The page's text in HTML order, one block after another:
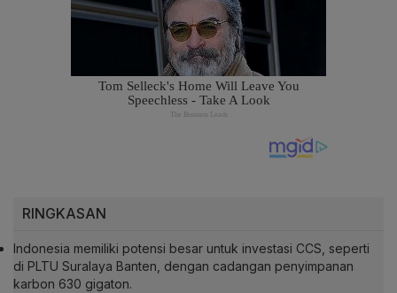
RINGKASAN
Indonesia memiliki potensi besar untuk investasi CCS, seperti
di PLTU Suralaya Banten, dengan cadangan penyimpanan
karbon 630 gigaton.